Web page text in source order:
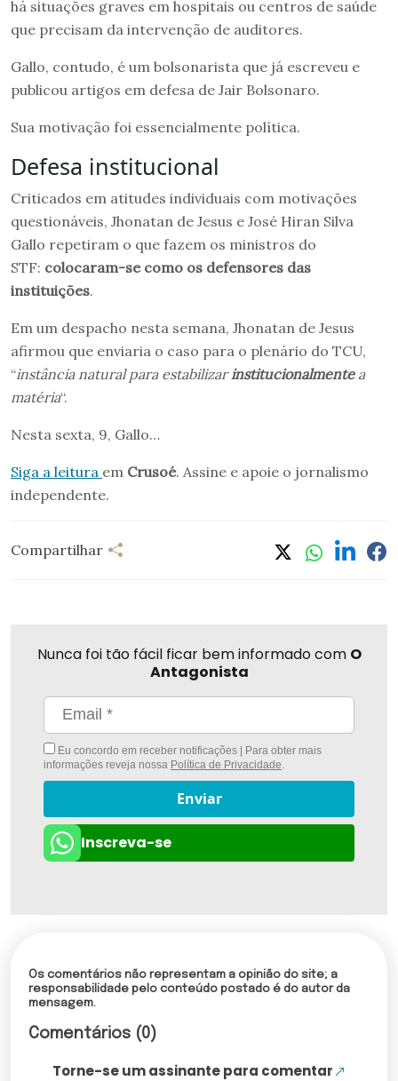
há situações graves em hospitais ou centros de saúde
que precisam da intervenção de auditores.
Gallo, contudo, é um bolsonarista que já escreveu e
publicou artigos em defesa de Jair Bolsonaro.
Sua motivação foi essencialmente política.
Defesa institucional
Criticados em atitudes individuais com motivações
questionáveis, Jhonatan de Jesus e José Hiran Silva
Gallo repetiram o que fazem os ministros do
STF: colocaram-se como os defensores das
instituições.
Em um despacho nesta semana, Jhonatan de Jesus
afirmou que enviaria o caso para o plenário do TCU,
“instância natural para estabilizarinstitucionalmentea
matéria“.
Nesta sexta, 9, Gallo…
Siga a leitura em Crusoé. Assine e apoie o jornalismo
independente.
Compartilhar
Nunca foi tão fácil ficar bem informado com O
Antagonista
Eu concordo em receber notificações | Para obter mais
informações reveja nossa Política de Privacidade
Enviar
Inscreva-se
Os comentários não representam a opinião do site; a
responsabilidade pelo conteúdo postado é do autor da
mensagem.
Comentários (0)
Torne-se um assinante para comentar